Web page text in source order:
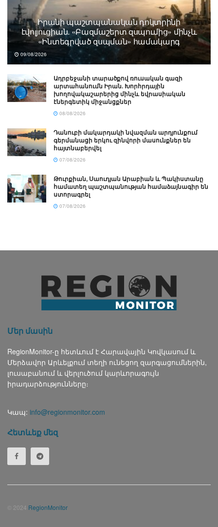
Իրանի պաշտպանական դոկտրինի
էվոլյուցիան. «Բազմաշերտ զսպումից» մինչև
«Ինտեգրված զսպման» համակարգ
09/08/2026
Ադրբեջանի տարածքով ռուսական գազի
արտահանումն Իրան. Խորհրդային
խողովակաշարերից մինչև եվրասիական
էներգետիկ միջանցքներ
08/08/2026
Դանուբի մակարդակի նվազման արդյունքում
գերմանացի երկու զինվորի մասունքներ են
հայտնաբերվել
07/08/2026
Թուրքիան, Սաուդյան Արաբիան և Պակիստանը
համատեղ պաշտպանության համաձայնագիր են
ստորագրել
07/08/2026
Մեր մասին
RegionMonitor-ը հետևում է Հարավային Կովկասում և
Մերձավոր Արևելքում տեղի ունեցող զարգացումներին,
լուսաբանում և վերլուծում կարևորագույն
իրադարձությունները։
Կապ: info@regionmonitor.com
Հետևեք մեզ
© 2024 RegionMonitor